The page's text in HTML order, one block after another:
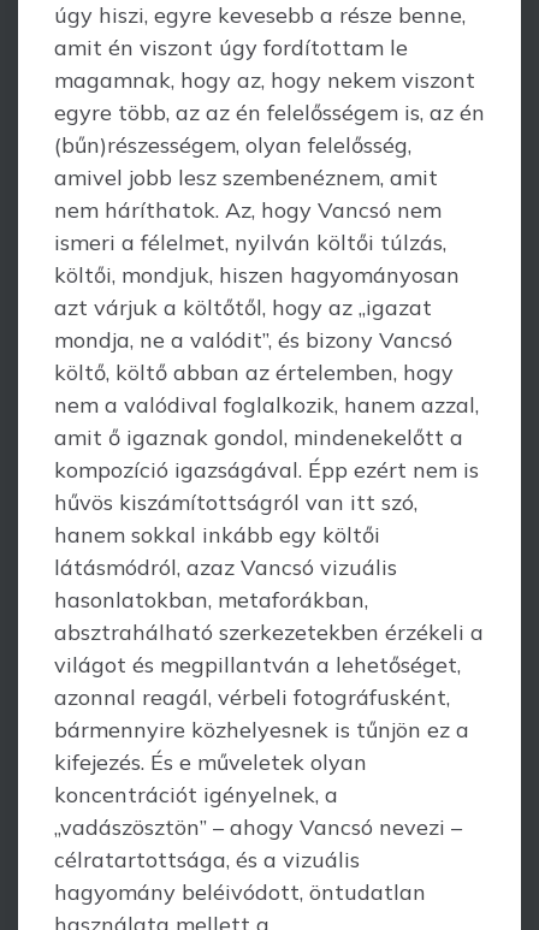
úgy hiszi, egyre kevesebb a része benne,
amit én viszont úgy fordítottam le
magamnak, hogy az, hogy nekem viszont
egyre több, az az én felelősségem is, az én
(bűn)részességem, olyan felelősség,
amivel jobb lesz szembenéznem, amit
nem háríthatok. Az, hogy Vancsó nem
ismeri a félelmet, nyilván költői túlzás,
költői, mondjuk, hiszen hagyományosan
azt várjuk a költőtől, hogy az „igazat
mondja, ne a valódit”, és bizony Vancsó
költő, költő abban az értelemben, hogy
nem a valódival foglalkozik, hanem azzal,
amit ő igaznak gondol, mindenekelőtt a
kompozíció igazságával. Épp ezért nem is
hűvös kiszámítottságról van itt szó,
hanem sokkal inkább egy költői
látásmódról, azaz Vancsó vizuális
hasonlatokban, metaforákban,
absztrahálható szerkezetekben érzékeli a
világot és megpillantván a lehetőséget,
azonnal reagál, vérbeli fotográfusként,
bármennyire közhelyesnek is tűnjön ez a
kife­jezés. És e műveletek olyan
koncentrációt igényelnek, a
„vadászösztön” – ahogy Vancsó nevezi –
célratartottsága, és a vizuális
hagyomány beléivódott, öntudatlan